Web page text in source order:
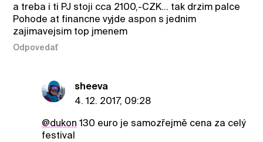
a treba i ti PJ stoji cca 2100,-CZK... tak drzim palce
Pohode at financne vyjde aspon s jednim
zajimavejsim top jmenem
Odpovedať
sheeva
4. 12. 2017, 09:28
@dukon 130 euro je samozřejmě cena za celý
festival